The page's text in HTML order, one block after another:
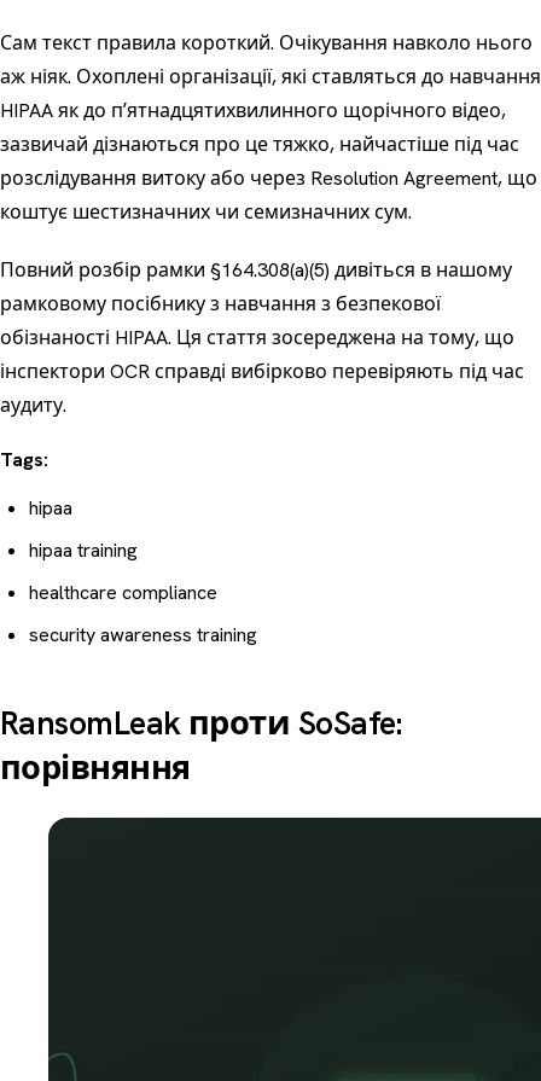
Сам текст правила короткий. Очікування навколо нього
аж ніяк. Охоплені організації, які ставляться до навчання
HIPAA як до пʼятнадцятихвилинного щорічного відео,
зазвичай дізнаються про це тяжко, найчастіше під час
розслідування витоку або через Resolution Agreement, що
коштує шестизначних чи семизначних сум.
Повний розбір рамки §164.308(a)(5) дивіться в нашому
рамковому посібнику з навчання з безпекової
обізнаності HIPAA. Ця стаття зосереджена на тому, що
інспектори OCR справді вибірково перевіряють під час
аудиту.
Tags:
hipaa
hipaa training
healthcare compliance
security awareness training
RansomLeak проти SoSafe:
порівняння